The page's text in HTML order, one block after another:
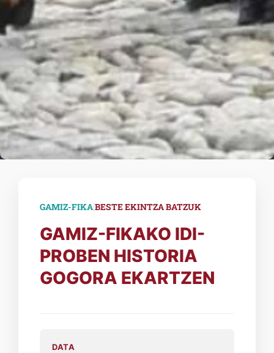
GAMIZ-FIKA|BESTE EKINTZA BATZUK
GAMIZ-FIKAKO IDI-
PROBEN HISTORIA
GOGORA EKARTZEN
DATA